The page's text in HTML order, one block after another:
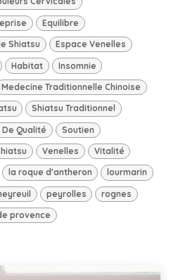
Equilibre
Shiatsu Espace Venelles
Habitat Insomnie
Medecine Traditionnelle Chinoise
Shiatsu Traditionnel
Qualité Soutien
Venelles Vitalité
la roque d'antheron lourmarin
peyrolles rognes
provence